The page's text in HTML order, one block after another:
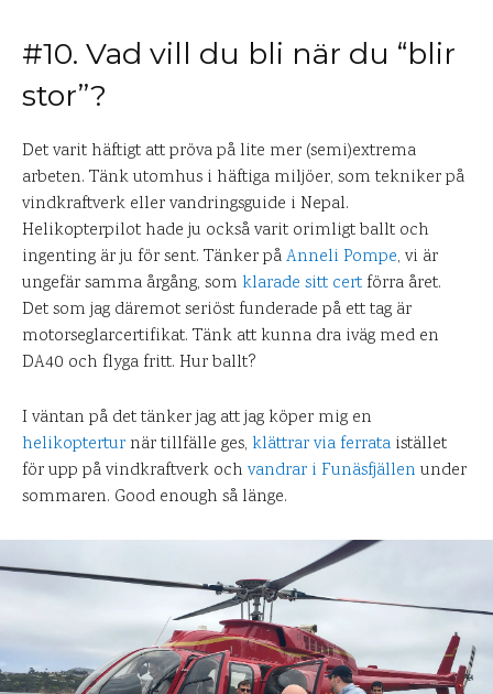
#10. Vad vill du bli när du “blir
stor”?
Det varit häftigt att pröva på lite mer (semi)extrema
arbeten. Tänk utomhus i häftiga miljöer, som tekniker på
vindkraftverk eller vandringsguide i Nepal.
Helikopterpilot hade ju också varit orimligt ballt och
ingenting är ju för sent. Tänker påAnneli Pompe, vi är
ungefär samma årgång, som klarade sitt cert förra året.
Det som jag däremot seriöst funderade på ett tag är
motorseglarcertifikat. Tänk att kunna dra iväg med en
DA40 och flyga fritt. Hur ballt?
I väntan på det tänker jag att jag köper mig en
helikoptertur när tillfälle ges, klättrar via ferrata istället
för upp på vindkraftverk och vandrar i Funäsfjällen under
sommaren. Good enough så länge.